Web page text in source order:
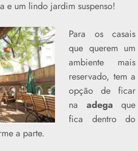
e um lindo jardim suspenso!
Para os casais
que querem um
ambiente mais
reservado, tem a
opção de ficar
na adega que
fica dentro do
a parte.